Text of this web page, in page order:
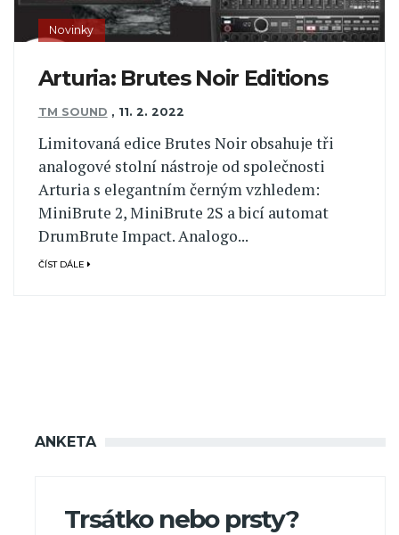
Novinky
Arturia: Brutes Noir Editions
TM SOUND , 11. 2. 2022
Limitovaná edice Brutes Noir obsahuje tři
analogové stolní nástroje od společnosti
Arturia s elegantním černým vzhledem:
MiniBrute 2, MiniBrute 2S a bicí automat
DrumBrute Impact. Analogo...
ČÍST DÁLE
ANKETA
Trsátko nebo prsty?